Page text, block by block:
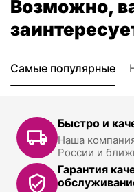
Возможно,
Самые популярные
Быстро и
Наша
России и
Гарантия